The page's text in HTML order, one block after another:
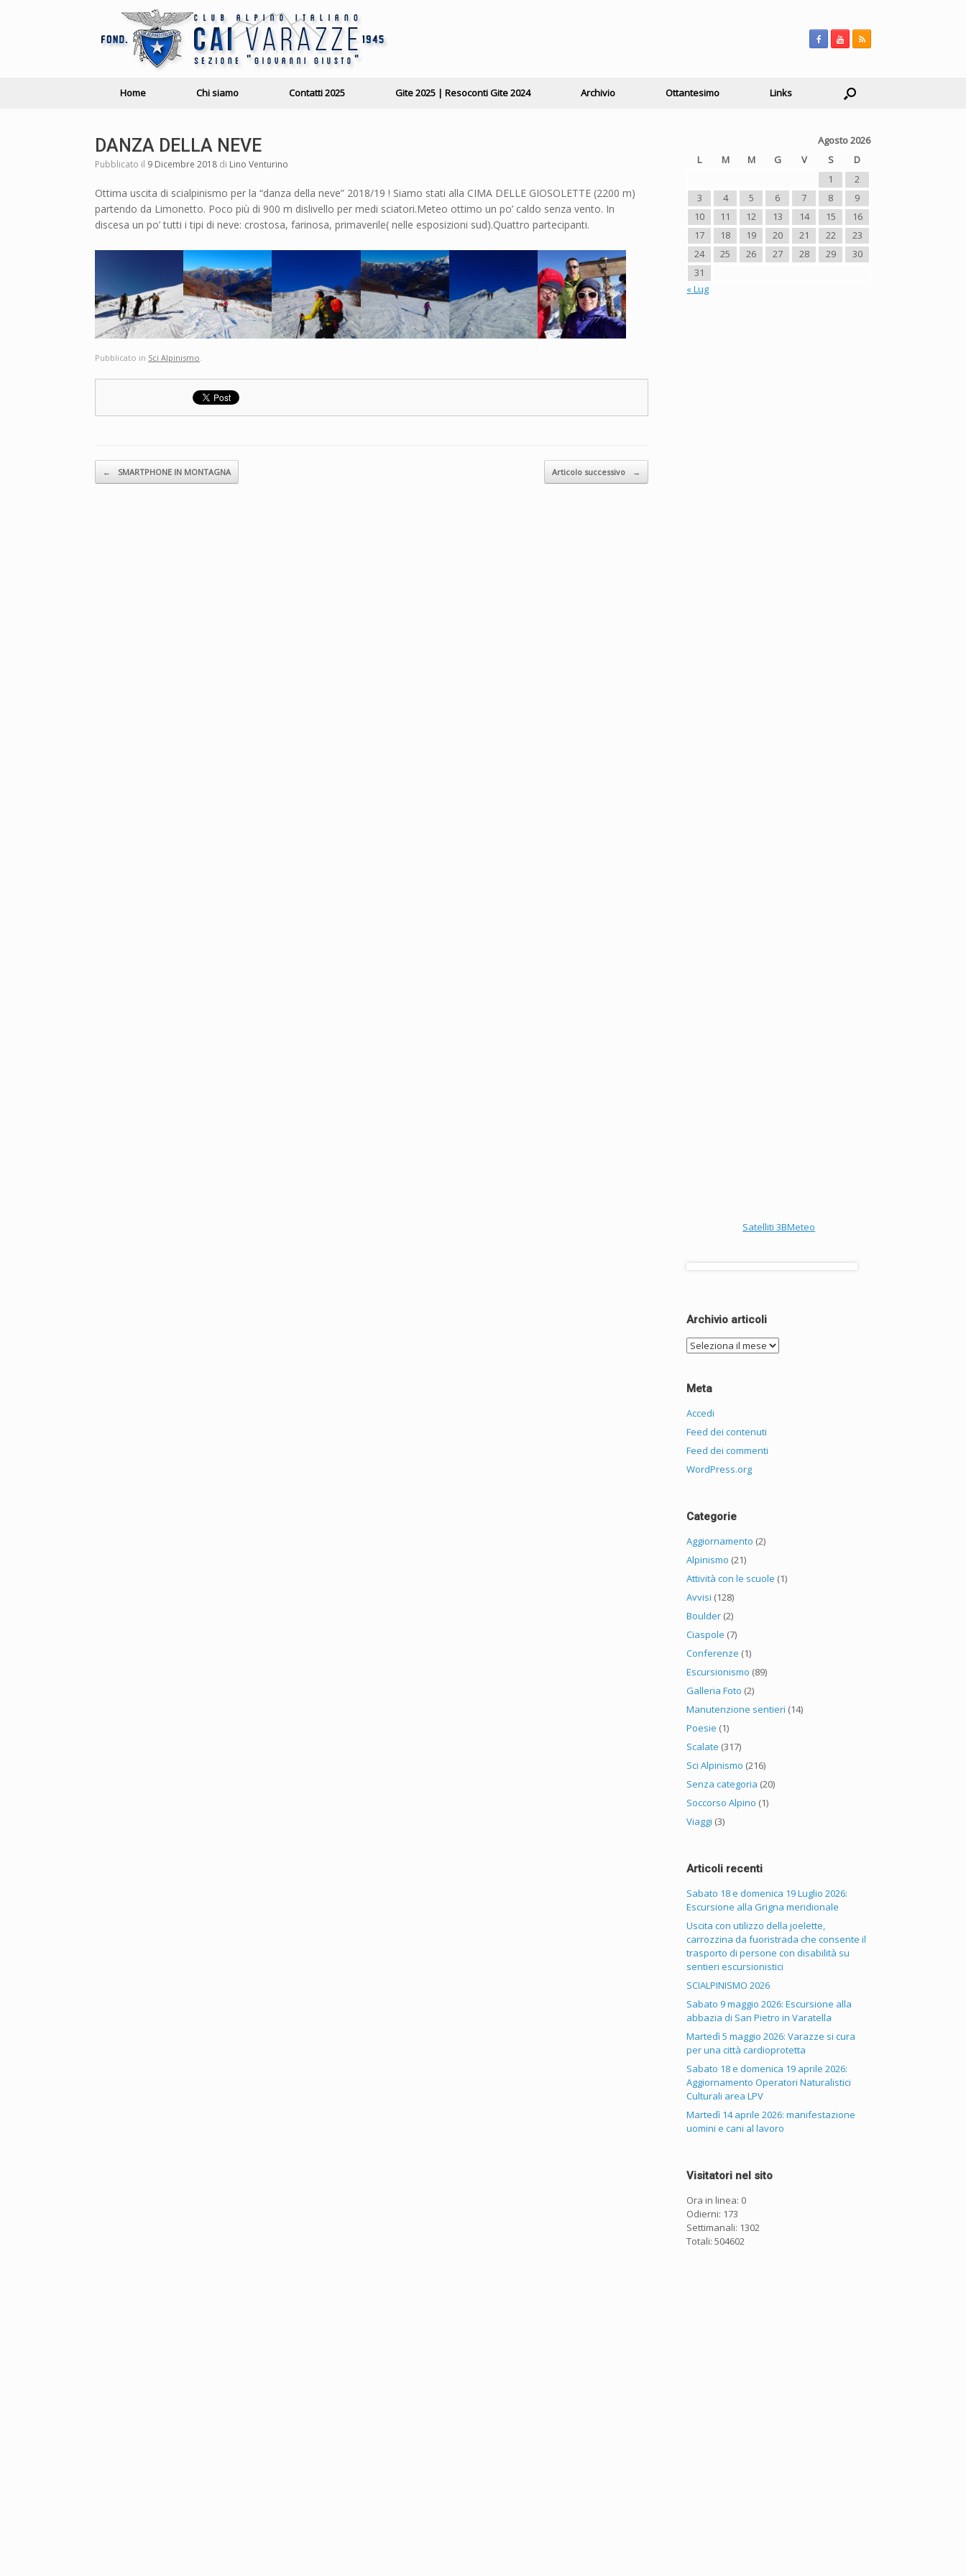
Home Chi siamo Contatti 2025 Gite 2025 | Resoconti Gite 2024 Archivio Ottantesimo Links
DANZA DELLA NEVE
Pubblicato il 9 Dicembre 2018 di Lino Venturino
Ottima uscita di scialpinismo per la “danza della neve” 2018/19 ! Siamo stati alla CIMA DELLE GIOSOLETTE (2200 m)
partendo da Limonetto. Poco più di 900 m dislivello per medi sciatori.Meteo ottimo un po’ caldo senza vento. In
discesa un po’ tutti i tipi di neve: crostosa, farinosa, primaverile( nelle esposizioni sud).Quattro partecipanti.
Pubblicato in Sci Alpinismo
Navigazione articolo
← SMARTPHONE IN MONTAGNA Articolo successivo →
Agosto 2026
L
M M G V S
D
1
2
3
4 5 6 7 8
9
10
11 12 13 14 15
16
17
18 19 20 21 22
23
24
25 26 27 28 29
30
31
« Lug
Satelliti 3BMeteo
Archivio articoli
Archivio
articoli
Meta
Accedi
Feed dei contenuti
Feed dei commenti
WordPress.org
Categorie
Aggiornamento (2)
Alpinismo (21)
Attività con le scuole (1)
Avvisi (128)
Boulder (2)
Ciaspole (7)
Conferenze (1)
Escursionismo (89)
Galleria Foto (2)
Manutenzione sentieri (14)
Poesie (1)
Scalate (317)
Sci Alpinismo (216)
Senza categoria (20)
Soccorso Alpino (1)
Viaggi (3)
Articoli recenti
Sabato 18 e domenica 19 Luglio 2026:
Escursione alla Grigna meridionale
Uscita con utilizzo della joelette,
carrozzina da fuoristrada che consente il
trasporto di persone con disabilità su
sentieri escursionistici
SCIALPINISMO 2026
Sabato 9 maggio 2026: Escursione alla
abbazia di San Pietro in Varatella
Martedì 5 maggio 2026: Varazze si cura
per una città cardioprotetta
Sabato 18 e domenica 19 aprile 2026:
Aggiornamento Operatori Naturalistici
Culturali area LPV
Martedì 14 aprile 2026: manifestazione
uomini e cani al lavoro
Visitatori nel sito
Ora in linea: 0
Odierni: 173
Settimanali: 1302
Totali: 504602